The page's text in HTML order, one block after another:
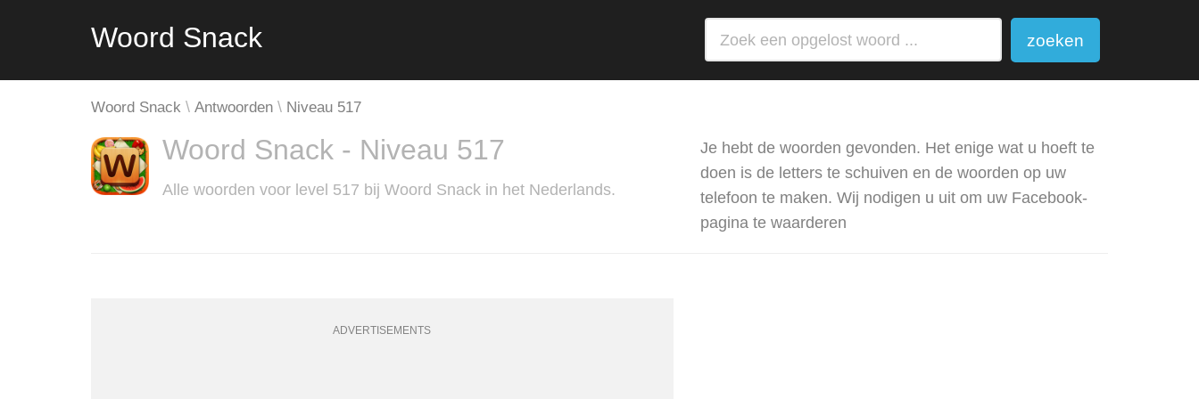
Woord Snack zoeken
Woord Snack Antwoorden Niveau 517
Woord Snack - Niveau 517
Alle woorden voor level 517 bij Woord Snack in het Nederlands.
Je hebt de woorden gevonden. Het enige wat u hoeft te
doen is de letters te schuiven en de woorden op uw
telefoon te maken. Wij nodigen u uit om uw Facebook-
pagina te waarderen
ADVERTISEMENTS